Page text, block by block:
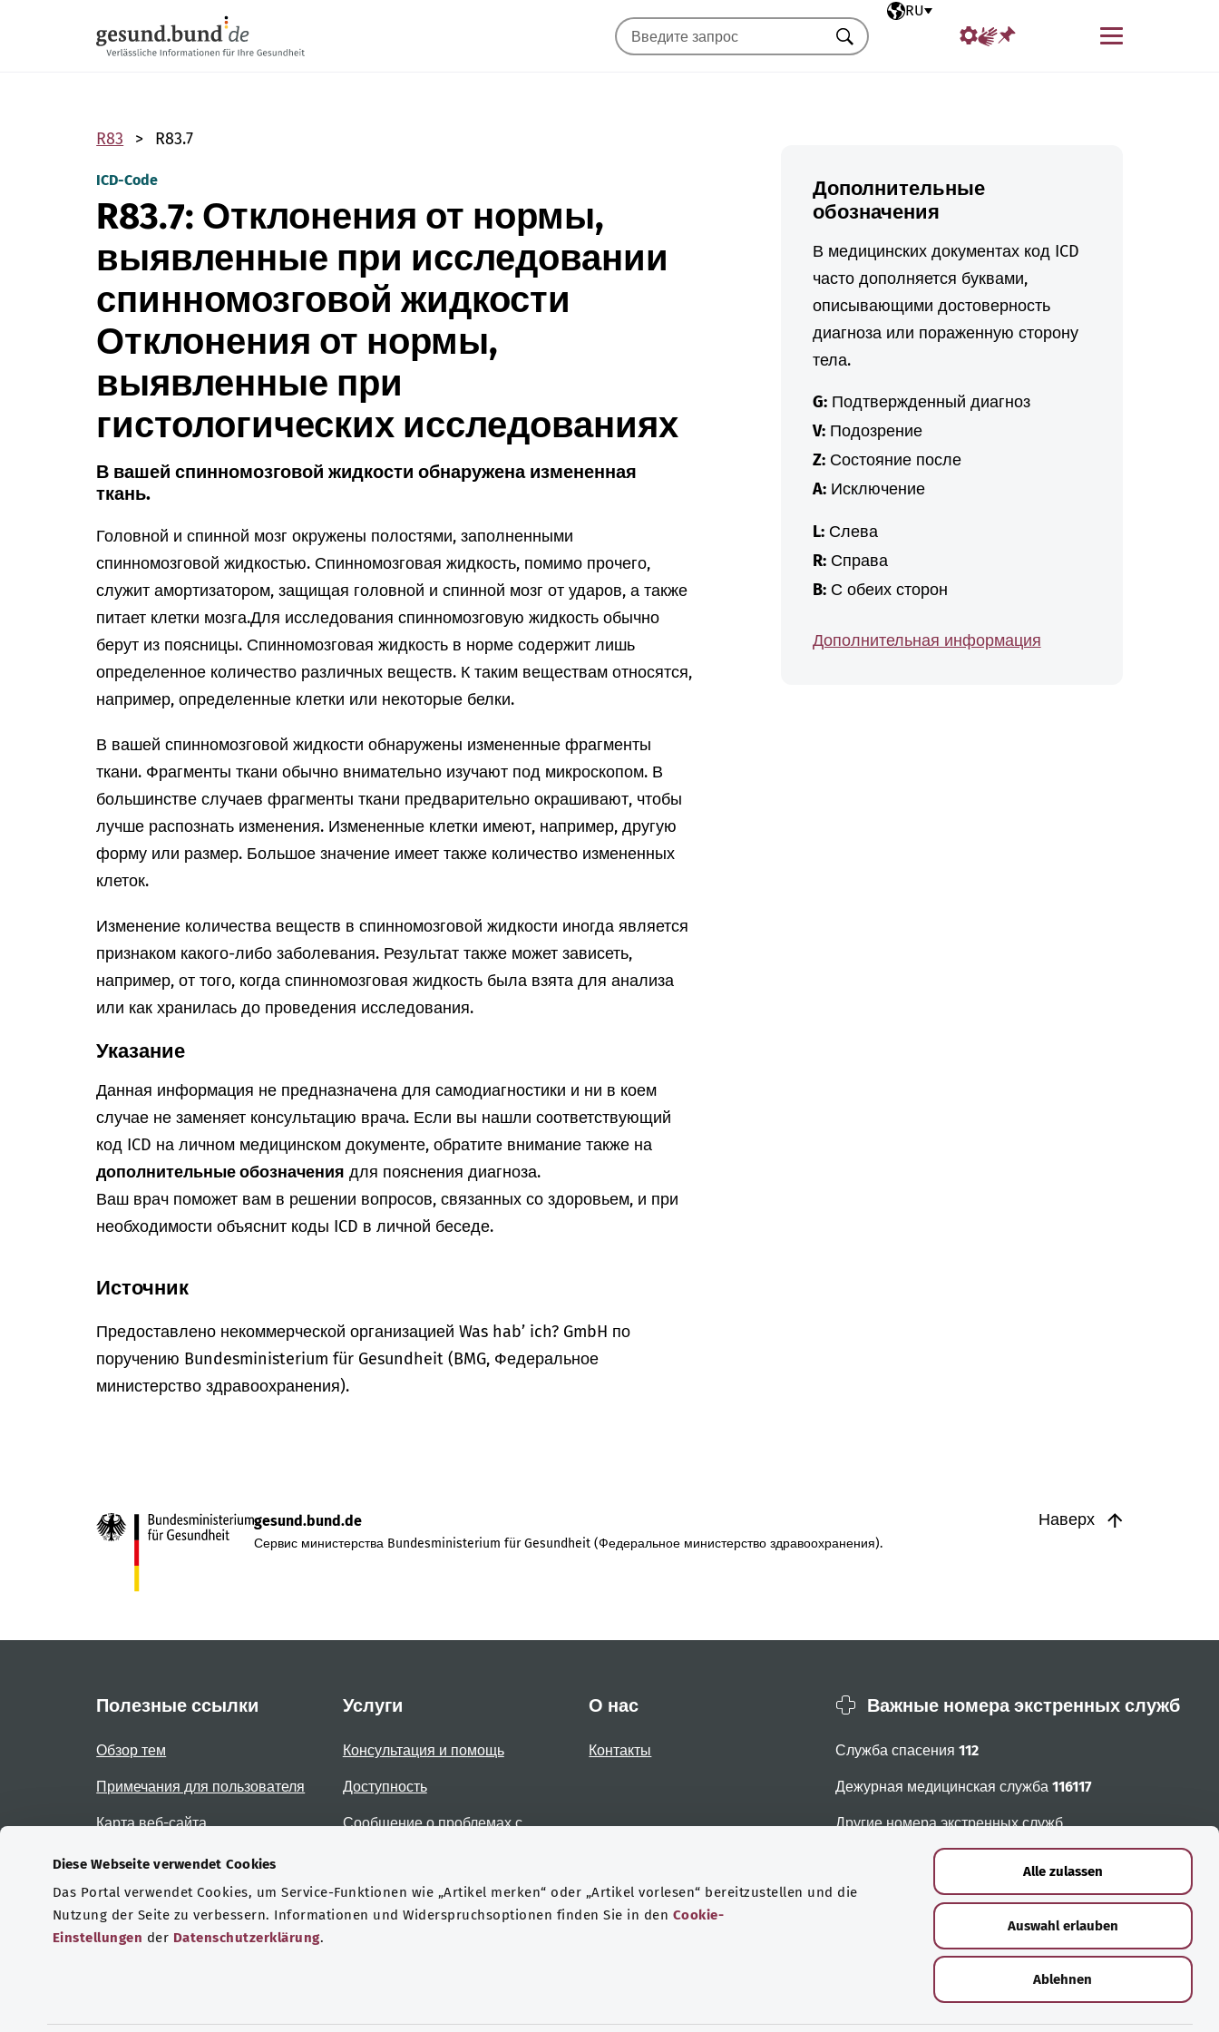
Diese Webseite verwendet Cookies
Das Portal verwendet Cookies, um Service-Funktionen wie „Artikel merken“ oder „Artikel vorlesen“ bereitzustellen und die
Nutzung der Seite zu verbessern. Informationen und Widerspruchsoptionen finden Sie in den Cookie-
Einstellungen der Datenschutzerklärung.
Alle zulassen
Auswahl erlauben
Ablehnen
Выбранный язык
RU
Меню
Искать
R83 R83.7
ICD-Code
R83.7: Отклонения от нормы,
выявленные при исследовании
спинномозговой жидкости
Отклонения от нормы,
выявленные при
гистологических исследованиях
В вашей спинномозговой жидкости обнаружена измененная
ткань.
Головной и спинной мозг окружены полостями, заполненными
спинномозговой жидкостью. Спинномозговая жидкость, помимо прочего,
служит амортизатором, защищая головной и спинной мозг от ударов, а также
питает клетки мозга.Для исследования спинномозговую жидкость обычно
берут из поясницы. Спинномозговая жидкость в норме содержит лишь
определенное количество различных веществ. К таким веществам относятся,
например, определенные клетки или некоторые белки.
В вашей спинномозговой жидкости обнаружены измененные фрагменты
ткани. Фрагменты ткани обычно внимательно изучают под микроскопом. В
большинстве случаев фрагменты ткани предварительно окрашивают, чтобы
лучше распознать изменения. Измененные клетки имеют, например, другую
форму или размер. Большое значение имеет также количество измененных
клеток.
Изменение количества веществ в спинномозговой жидкости иногда является
признаком какого-либо заболевания. Результат также может зависеть,
например, от того, когда спинномозговая жидкость была взята для анализа
или как хранилась до проведения исследования.
Указание
Данная информация не предназначена для самодиагностики и ни в коем
случае не заменяет консультацию врача. Если вы нашли соответствующий
код ICD на личном медицинском документе, обратите внимание также на
дополнительные обозначения для пояснения диагноза.
Ваш врач поможет вам в решении вопросов, связанных со здоровьем, и при
необходимости объяснит коды ICD в личной беседе.
Источник
Предоставлено некоммерческой организацией Was hab’ ich? GmbH по
поручению Bundesministerium für Gesundheit (BMG, Федеральное
министерство здравоохранения).
Дополнительные
обозначения
В медицинских документах код ICD
часто дополняется буквами,
описывающими достоверность
диагноза или пораженную сторону
тела.
G:Подтвержденный диагноз
V:Подозрение
Z:Состояние после
A:Исключение
L:Слева
R:Справа
B:С обеих сторон
Дополнительная информация
Наверх
gesund.bund.de
Сервис министерства Bundesministerium für Gesundheit (Федеральное министерство здравоохранения).
Полезные ссылки
Обзор тем
Примечания для пользователя
Карта веб-сайта
Услуги
Консультация и помощь
Доступность
Сообщение о проблемах с
О нас
Контакты
Важные номера экстренных служб
Служба спасения 112
Дежурная медицинская служба 116117
Другие номера экстренных служб
Сертификаты